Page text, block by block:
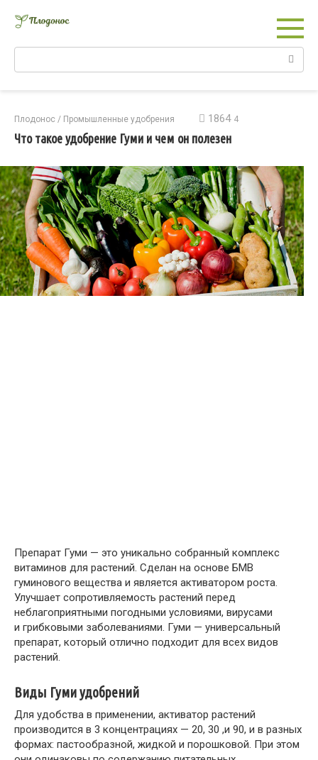
Плодонос / Промышленные удобрения 1864 4
Что такое удобрение Гуми и чем он полезен
Препарат Гуми — это уникально собранный комплекс
витаминов для растений. Сделан на основе БМВ
гуминового вещества и является активатором роста.
Улучшает сопротивляемость растений перед
неблагоприятными погодными условиями, вирусами
и грибковыми заболеваниями. Гуми — универсальный
препарат, который отлично подходит для всех видов
растений.
Виды Гуми удобрений
Для удобства в применении, активатор растений
производится в 3 концентрациях — 20, 30 ,и 90, и в разных
формах: пастообразной, жидкой и порошковой. При этом